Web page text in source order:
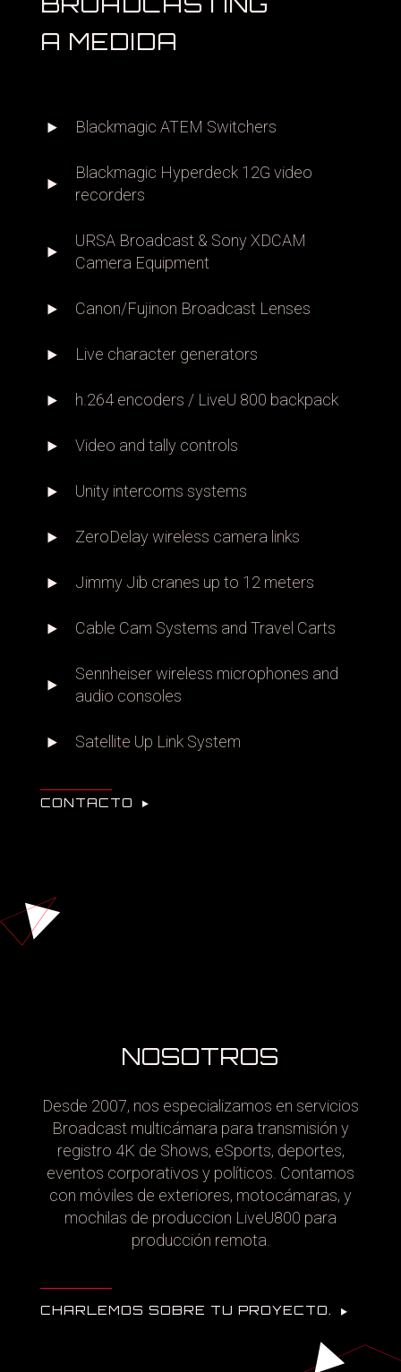
A MEDIDA
Blackmagic ATEM Switchers
Blackmagic Hyperdeck 12G video
recorders
URSA Broadcast & Sony XDCAM
Camera Equipment
Canon/Fujinon Broadcast Lenses
Live character generators
h.264 encoders / LiveU 800 backpack
Video and tally controls
Unity intercoms systems
ZeroDelay wireless camera links
Jimmy Jib cranes up to 12 meters
Cable Cam Systems and Travel Carts
Sennheiser wireless microphones and
audio consoles
Satellite Up Link System
CONTACTO
NOSOTROS
Desde 2007, nos especializamos en servicios
Broadcast multicámara para transmisión y
registro 4K de Shows, eSports, deportes,
eventos corporativos y políticos. Contamos
con móviles de exteriores, motocámaras, y
mochilas de produccion LiveU800 para
producción remota.
CHARLEMOS SOBRE TU PROYECTO.